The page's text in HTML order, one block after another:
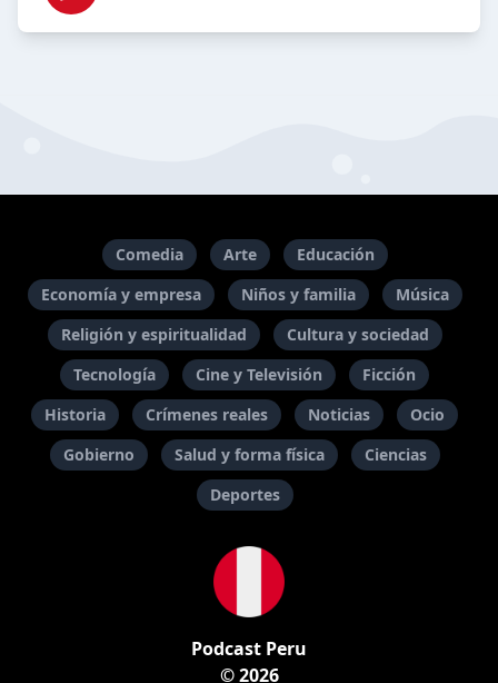
Comedia Arte
Educación
Economía y empresa
Niños y familia
Música
Religión y espiritualidad
Cultura y sociedad
Tecnología
Cine y Televisión
Ficción
Historia
Crímenes reales Noticias
Ocio
Gobierno
Salud y forma física
Ciencias
Deportes
Podcast Peru
© 2026